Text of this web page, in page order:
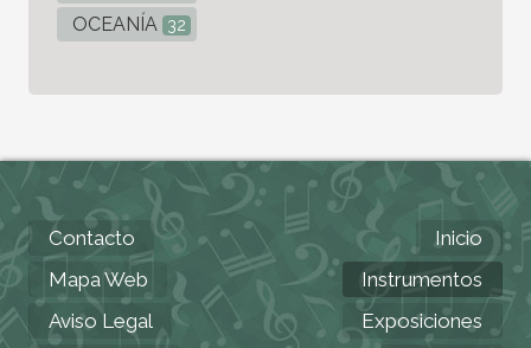
OCEANÍA 32
Contacto
Mapa Web
Aviso Legal
Inicio
Instrumentos
Exposiciones